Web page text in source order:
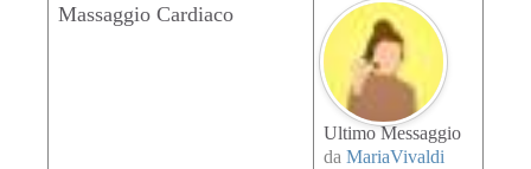
Massaggio Cardiaco
Ultimo Messaggio
da MariaVivaldi